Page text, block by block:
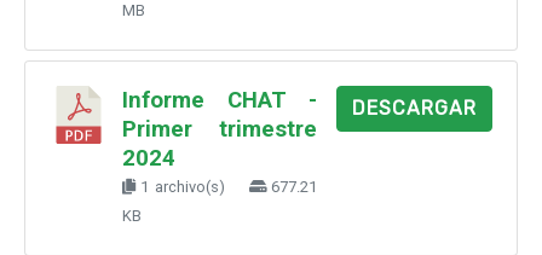
MB
Informe CHAT -
Primer trimestre
2024
1 archivo(s)
677.21
KB
DESCARGAR